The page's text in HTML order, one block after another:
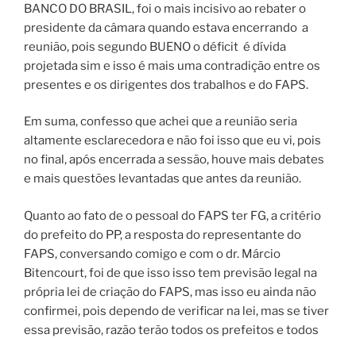
BANCO DO BRASIL, foi o mais incisivo ao rebater o
presidente da câmara quando estava encerrando a
reunião, pois segundo BUENO o déficit é dívida
projetada sim e isso é mais uma contradição entre os
presentes e os dirigentes dos trabalhos e do FAPS.
Em suma, confesso que achei que a reunião seria
altamente esclarecedora e não foi isso que eu vi, pois
no final, após encerrada a sessão, houve mais debates
e mais questões levantadas que antes da reunião.
Quanto ao fato de o pessoal do FAPS ter FG, a critério
do prefeito do PP, a resposta do representante do
FAPS, conversando comigo e com o dr. Márcio
Bitencourt, foi de que isso isso tem previsão legal na
própria lei de criação do FAPS, mas isso eu ainda não
confirmei, pois dependo de verificar na lei, mas se tiver
essa previsão, razão terão todos os prefeitos e todos